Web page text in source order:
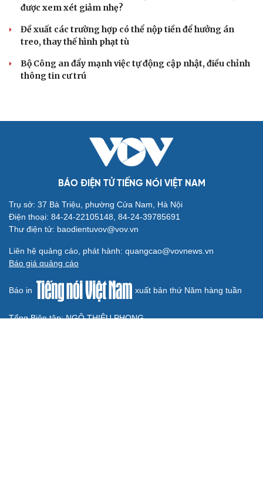
Truy tố tài xế xe tải vụ nữ sinh tử vong ở Vĩnh Long
Đối tượng điều hành tổ chức phản động núp bóng tôn
giáo lĩnh án 7 năm 6 tháng tù
Vụ gian lận thi tại Tuyên Quang: Khởi tố thêm 2 người,
nâng tổng số lên 29 bị can
Bê bối thi THPT ở Tuyên Quang, Quảng Trị: Thí
sinh thi thật, học thật bị ảnh hưởng